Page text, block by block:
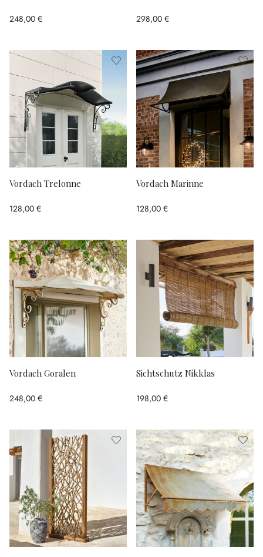
248,00 € 298,00 €
Vordach Trelonne
128,00 €
Vordach Marinne
128,00 €
Vordach Goralen
248,00 €
Sichtschutz Nikklas
198,00 €